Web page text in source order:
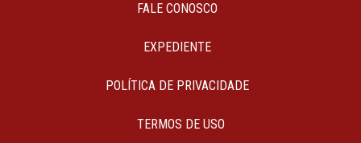
FALE CONOSCO
EXPEDIENTE
POLÍTICA DE PRIVACIDADE
TERMOS DE USO